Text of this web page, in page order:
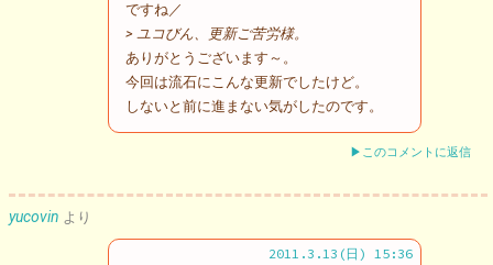
ですね／
> ユコびん、更新ご苦労様。
ありがとうございます～。
今回は流石にこんな更新でしたけど。
しないと前に進まない気がしたのです。
▶このコメントに返信
yucovin より
2011.3.13(日) 15:36